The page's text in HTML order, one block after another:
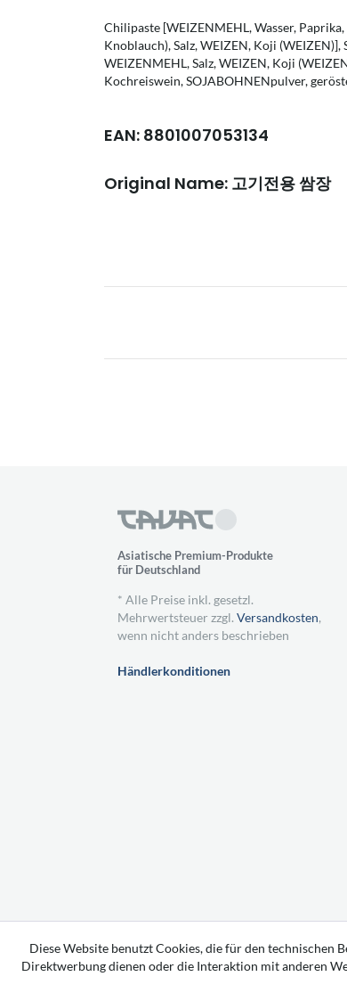
Chilipaste [WEIZENMEHL, Wasser,
Knoblauch), Salz, WEIZEN, Koji (WEIZEN)],
WEIZENMEHL, Salz, WEIZEN, Koji
Kochreiswein, SOJABOHNENpulver,
EAN: 8801007053134
Original Name: 고기전용 쌈장
Asiatische Premium-Produkte
für Deutschland
* Alle Preise inkl. gesetzl.
Mehrwertsteuer zzgl. Versandkosten,
wenn nicht anders beschrieben
Händlerkonditionen
Diese Website benutzt Cookies, die für den technischen
Direktwerbung dienen oder die Interaktion mit anderen